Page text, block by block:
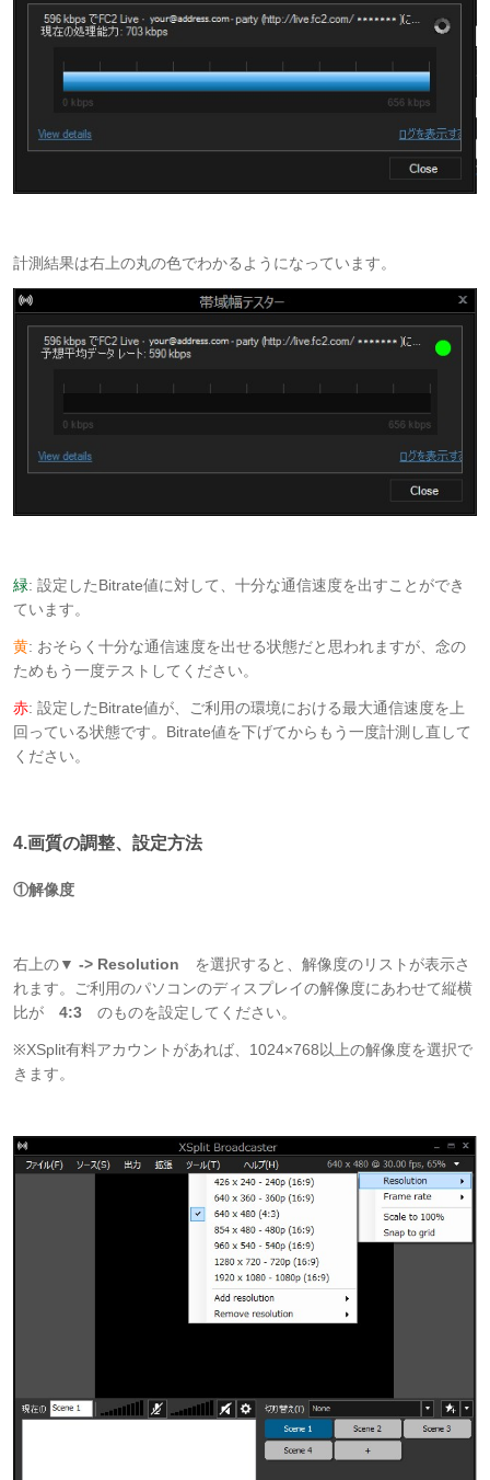
計測結果は右上の丸の色でわかるようになっています。
緑: 設定したBitrate値に対して、十分な通信速度を出すことができ
ています。
黄: おそらく十分な通信速度を出せる状態だと思われますが、念の
ためもう一度テストしてください。
赤: 設定したBitrate値が、ご利用の環境における最大通信速度を上
回っている状態です。Bitrate値を下げてからもう一度計測し直して
ください。
4.画質の調整、設定方法
①解像度
右上の▼ -> Resolution を選択すると、解像度のリストが表示さ
れます。ご利用のパソコンのディスプレイの解像度にあわせて縦横
比が 4:3 のものを設定してください。
※XSplit有料アカウントがあれば、1024×768以上の解像度を選択で
きます。